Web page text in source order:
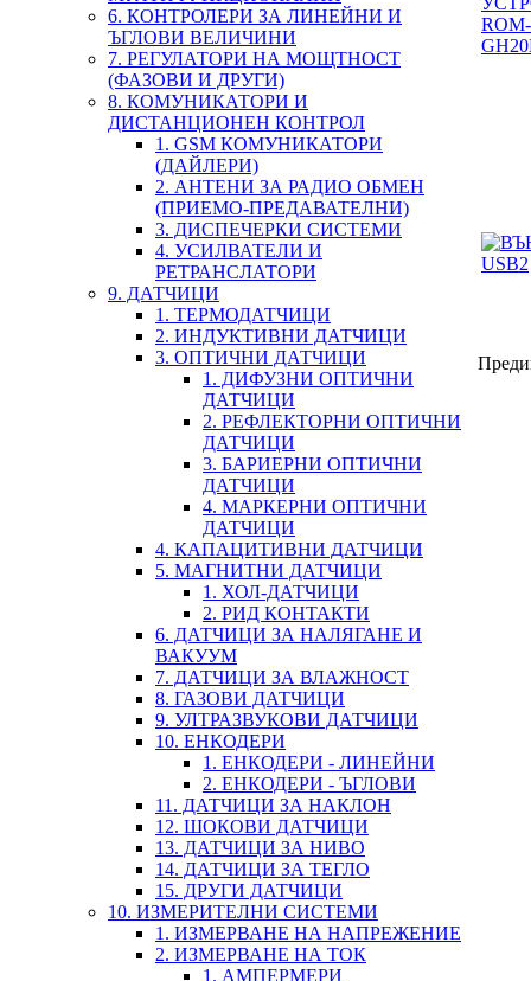
6. КОНТРОЛЕРИ ЗА ЛИНЕЙНИ И
ЪГЛОВИ ВЕЛИЧИНИ
7. РЕГУЛАТОРИ НА МОЩТНОСТ
(ФАЗОВИ И ДРУГИ)
8. КОМУНИКАТОРИ И
ДИСТАНЦИОНЕН КОНТРОЛ
1. GSM КОМУНИКАТОРИ
(ДАЙЛЕРИ)
2. АНТЕНИ ЗА РАДИО ОБМЕН
(ПРИЕМО-ПРЕДАВАТЕЛНИ)
3. ДИСПЕЧЕРКИ СИСТЕМИ
4. УСИЛВАТЕЛИ И
РЕТРАНСЛАТОРИ
9. ДАТЧИЦИ
1. ТЕРМОДАТЧИЦИ
2. ИНДУКТИВНИ ДАТЧИЦИ
3. ОПТИЧНИ ДАТЧИЦИ
1. ДИФУЗНИ ОПТИЧНИ
ДАТЧИЦИ
2. РЕФЛЕКТОРНИ ОПТИЧНИ
ДАТЧИЦИ
3. БАРИЕРНИ ОПТИЧНИ
ДАТЧИЦИ
4. МАРКЕРНИ ОПТИЧНИ
ДАТЧИЦИ
4. КАПАЦИТИВНИ ДАТЧИЦИ
5. МАГНИТНИ ДАТЧИЦИ
1. ХОЛ-ДАТЧИЦИ
2. РИД КОНТАКТИ
6. ДАТЧИЦИ ЗА НАЛЯГАНЕ И
ВАКУУМ
7. ДАТЧИЦИ ЗА ВЛАЖНОСТ
8. ГАЗОВИ ДАТЧИЦИ
9. УЛТРАЗВУКОВИ ДАТЧИЦИ
10. ЕНКОДЕРИ
1. ЕНКОДЕРИ - ЛИНЕЙНИ
2. ЕНКОДЕРИ - ЪГЛОВИ
11. ДАТЧИЦИ ЗА НАКЛОН
12. ШОКОВИ ДАТЧИЦИ
13. ДАТЧИЦИ ЗА НИВО
14. ДАТЧИЦИ ЗА ТЕГЛО
15. ДРУГИ ДАТЧИЦИ
10. ИЗМЕРИТЕЛНИ СИСТЕМИ
1. ИЗМЕРВАНЕ НА НАПРЕЖЕНИЕ
2. ИЗМЕРВАНЕ НА ТОК
1. АМПЕРМЕРИ